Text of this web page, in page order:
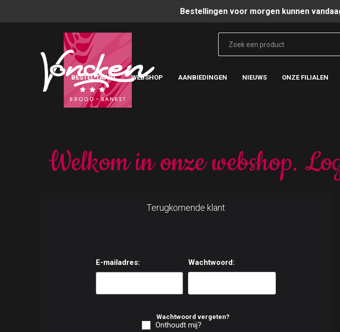
Bestellingen voor morgen kunnen
BESTEL TAART WEBSHOP AANBIEDINGEN NIEUWS ONZE FILIALEN
Welkom in onze webshop.
Terugkomende klant
E-mailadres: Wachtwoord:
Wachtwoord vergeten?
Onthoudt mij?